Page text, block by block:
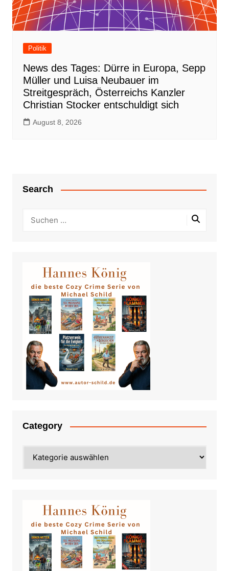
Politik
News des Tages: Dürre in Europa, Sepp
Müller und Luisa Neubauer im
Streitgespräch, Österreichs Kanzler
Christian Stocker entschuldigt sich
August 8, 2026
Search
Category